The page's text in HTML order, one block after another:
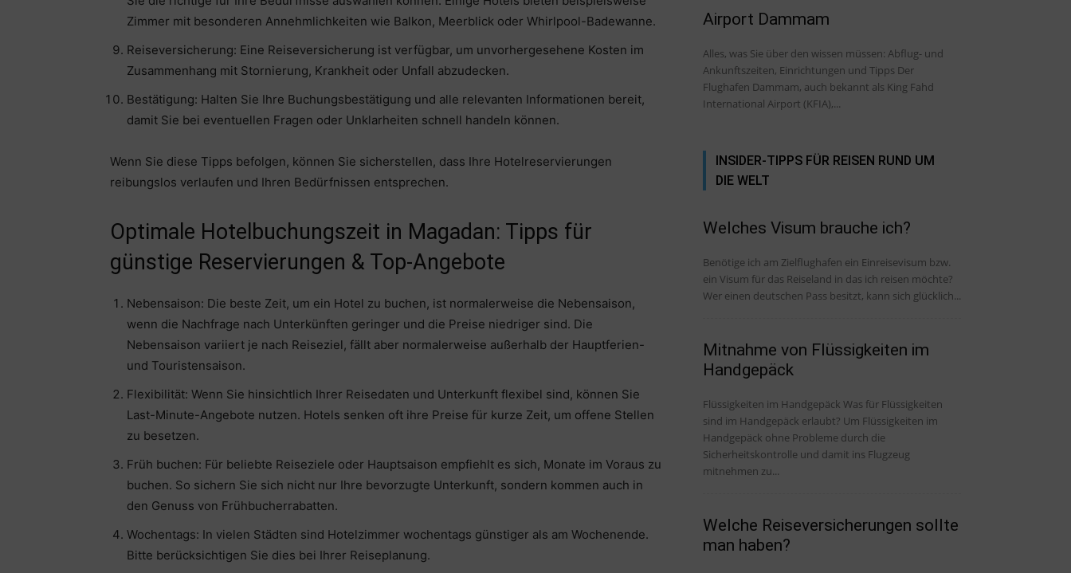
Zimmer mit besonderen Annehmlichkeiten wie Balkon, Meerblick oder Whirlpool-Badewanne.
Reiseversicherung: Eine Reiseversicherung ist verfügbar, um unvorhergesehene Kosten im
Zusammenhang mit Stornierung, Krankheit oder Unfall abzudecken.
Bestätigung: Halten Sie Ihre Buchungsbestätigung und alle relevanten Informationen bereit,
damit Sie bei eventuellen Fragen oder Unklarheiten schnell handeln können.
Wenn Sie diese Tipps befolgen, können Sie sicherstellen, dass Ihre Hotelreservierungen
reibungslos verlaufen und Ihren Bedürfnissen entsprechen.
Optimale Hotelbuchungszeit in Magadan: Tipps für
günstige Reservierungen & Top-Angebote
Nebensaison: Die beste Zeit, um ein Hotel zu buchen, ist normalerweise die Nebensaison,
wenn die Nachfrage nach Unterkünften geringer und die Preise niedriger sind. Die
Nebensaison variiert je nach Reiseziel, fällt aber normalerweise außerhalb der Hauptferien-
und Touristensaison.
Flexibilität: Wenn Sie hinsichtlich Ihrer Reisedaten und Unterkunft flexibel sind, können Sie
Last-Minute-Angebote nutzen. Hotels senken oft ihre Preise für kurze Zeit, um offene Stellen
zu besetzen.
Früh buchen: Für beliebte Reiseziele oder Hauptsaison empfiehlt es sich, Monate im Voraus zu
buchen. So sichern Sie sich nicht nur Ihre bevorzugte Unterkunft, sondern kommen auch in
den Genuss von Frühbucherrabatten.
Wochentags: In vielen Städten sind Hotelzimmer wochentags günstiger als am Wochenende.
Bitte berücksichtigen Sie dies bei Ihrer Reiseplanung.
Airport Dammam
Alles, was Sie über den wissen müssen: Abflug- und
Ankunftszeiten, Einrichtungen und Tipps Der
Flughafen Dammam, auch bekannt als King Fahd
International Airport (KFIA),...
INSIDER-TIPPS FÜR REISEN RUND UM
DIE WELT
Welches Visum brauche ich?
Benötige ich am Zielflughafen ein Einreisevisum bzw.
ein Visum für das Reiseland in das ich reisen möchte?
Wer einen deutschen Pass besitzt, kann sich glücklich...
Mitnahme von Flüssigkeiten im
Handgepäck
Flüssigkeiten im Handgepäck Was für Flüssigkeiten
sind im Handgepäck erlaubt? Um Flüssigkeiten im
Handgepäck ohne Probleme durch die
Sicherheitskontrolle und damit ins Flugzeug
mitnehmen zu...
Welche Reiseversicherungen sollte
man haben?